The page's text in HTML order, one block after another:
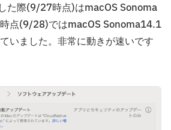
た際(9/27時点)はmacOS Sonoma
点(9/28)ではmacOS Sonoma14.1
いました。非常に動きが速いです